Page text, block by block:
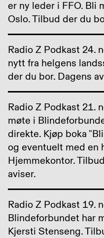
er ny leder i FFO. Bli
Oslo. Tilbud der du
Radio Z Podkast 24.
nytt fra helgens
der du bor. Dagens
Radio Z Podkast 21.
møte i
direkte. Kjøp boka
og eventuelt med en
Hjemmekontor.
aviser.
Radio Z Podkast 19.
Blindeforbundet har
Kjersti Stenseng.